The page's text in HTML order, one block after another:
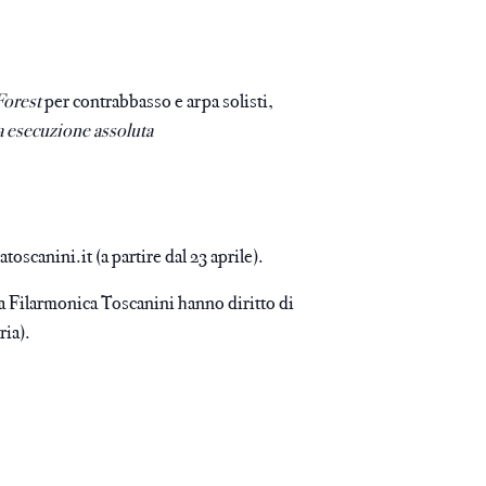
per contrabbasso e arpa solisti,
assoluta
(a partire dal 23 aprile).
Filarmonica Toscanini hanno diritto di